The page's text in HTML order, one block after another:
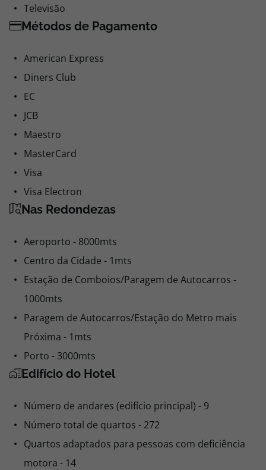
Televisão
Métodos de Pagamento
American Express
Diners Club
EC
JCB
Maestro
MasterCard
Visa
Visa Electron
Nas Redondezas
Aeroporto - 8000mts
Centro da Cidade - 1mts
Estação de Comboios/Paragem de Autocarros -
1000mts
Paragem de Autocarros/Estação do Metro mais
Próxima - 1mts
Porto - 3000mts
Edifício do Hotel
Número de andares (edifício principal) - 9
Número total de quartos - 272
Quartos adaptados para pessoas com deficiência
motora - 14